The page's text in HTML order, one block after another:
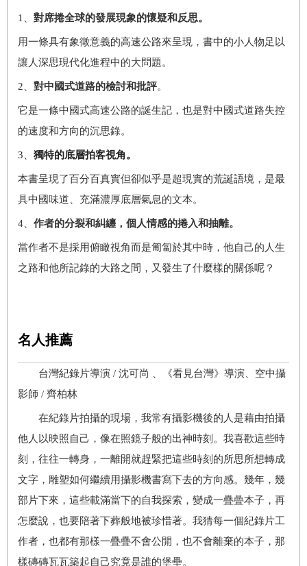
1 對席捲全球的發展現象的懷疑和反思。
用一條具有象徵意義的高速公路來呈現，書中的小人物足以
讓人深思現代化進程中的大問題。
2 對中國式道路的檢討和批評。
它是一條中國式高速公路的誕生記，也是對中國式道路失控
的速度和方向的沉思錄。
3 獨特的底層拍客視角。
本書呈現了百分百真實但卻似乎是超現實的荒誕語境，是最
具中國味道、充滿濃厚底層氣息的文本。
4 作者的分裂和糾纏，個人情感的捲入和抽離。
當作者不是採用俯瞰視角而是匍匐於其中時，他自己的人生
之路和他所記錄的大路之間，又發生了什麼樣的關係呢？
名人推薦
台灣紀錄片導演 / 沈可尚 、《看見台灣》導演、空中攝
影師 / 齊柏林
在紀錄片拍攝的現場，我常有攝影機後的人是藉由拍攝
他人以映照自己，像在照鏡子般的出神時刻。我喜歡這些時
刻，往往一轉身，一離開就趕緊把這些時刻的所思所想轉成
文字，雕塑如何繼續用攝影機書寫下去的方向感。幾年，幾
部片下來，這些載滿當下的自我探索，變成一疊曡本子，再
怎麼說，也要陪著下葬般地被珍惜著。我猜每一個紀錄片工
作者，也都有那樣一疊疊不會公開，也不會離棄的本子，那
樣磚磚瓦瓦築起自己究竟是誰的堡壘。